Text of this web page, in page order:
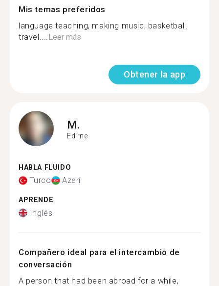
Mis temas preferidos
language teaching, making music, basketball,
travel.... Leer más
Obtener la app
M.
Edirne
HABLA FLUIDO
Turco Azerí
APRENDE
Inglés
Compañero ideal para el intercambio de
conversación
A person that had been abroad for a while,